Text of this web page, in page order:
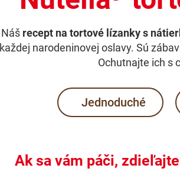
Náš recept na tortové lízanky s
každej narodeninovej oslavy. Sú
Ochutnajte ich s
Jednoduché
Ak sa vám páči,